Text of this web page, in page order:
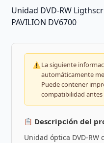
Unidad DVD-RW
PAVILION DV6700
La siguiente
automáticamente
Puede contener
compatibilidad antes
Descripción del
Unidad óptica DVD-